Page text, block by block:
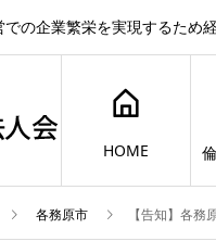
の企業繁栄を実現するため
HOME
各務原市 【告知】各